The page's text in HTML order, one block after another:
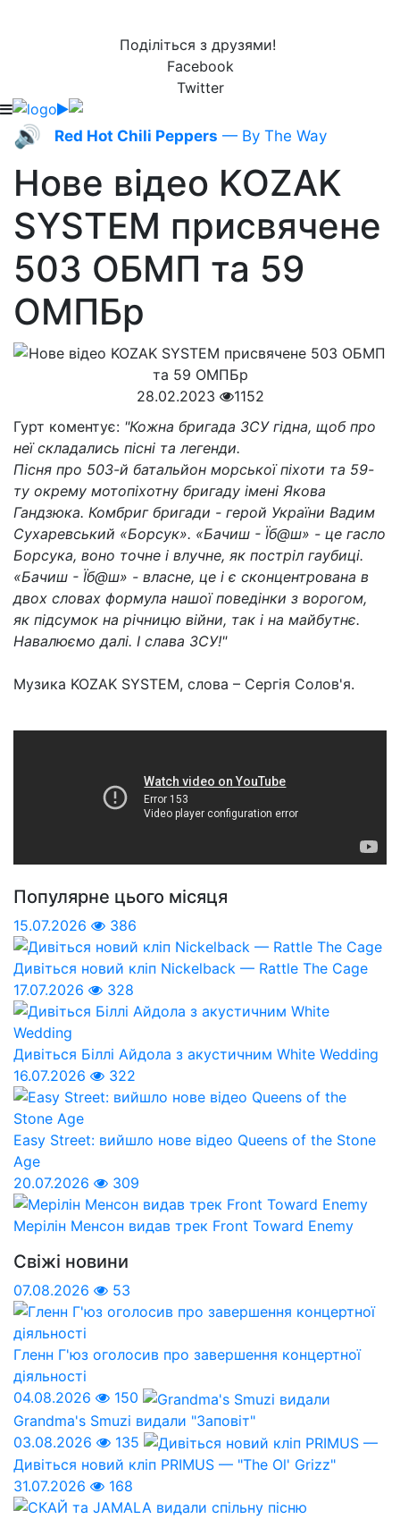
Поділіться з друзями!
Facebook
Twitter
🔊 Red Hot Chili Peppers — By The Way
Нове відео KOZAK
SYSTEM присвячене
503 ОБМП та 59
ОМПБр
28.02.2023
1152
Гурт коментує: "Кожна бригада ЗСУ гідна, щоб про
неї складались пісні та легенди.
Пісня про 503-й батальйон морської піхоти та 59-
ту окрему мотопіхотну бригаду імені Якова
Гандзюка. Комбриг бригади - герой України Вадим
Сухаревський «Борсук». «Бачиш - Їб@ш» - це гасло
Борсука, воно точне і влучне, як постріл гаубиці.
«Бачиш - Їб@ш» - власне, це і є сконцентрована в
двох словах формула нашої поведінки з ворогом,
як підсумок на річницю війни, так і на майбутнє.
Навалюємо далі. І слава ЗСУ!"
Музика KOZAK SYSTEM, слова – Сергія Солов'я.
Популярне цього місяця
15.07.2026 386
Дивіться новий кліп Nickelback — Rattle The Cage
17.07.2026
328
Дивіться Біллі Айдола з акустичним White Wedding
16.07.2026
322
Easy Street: вийшло нове відео Queens of the Stone
Age
20.07.2026
309
Мерілін Менсон видав трек Front Toward Enemy
Свіжі новини
07.08.2026 53
Гленн Г'юз оголосив про завершення концертної
діяльності
04.08.2026
150
Grandma's Smuzi видали "Заповіт"
03.08.2026
135
Дивіться новий кліп PRIMUS — "The Ol' Grizz"
31.07.2026
168